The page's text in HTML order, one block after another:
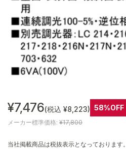
¥7,476(税込 ¥8,223) 58%OFF
メーカー標準価格: ¥17,800
当社掲載商品は税抜表示となっております。